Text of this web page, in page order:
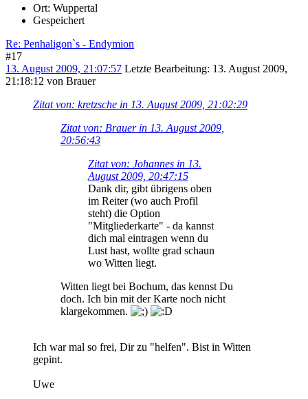
Ort: Wuppertal
Gespeichert
Re: Penhaligon`s - Endymion
#17
13. August 2009, 21:07:57 Letzte Bearbeitung: 13. August 2009,
21:18:12 von Brauer
Zitat von: kretzsche in 13. August 2009, 21:02:29
Zitat von: Brauer in 13. August 2009,
20:56:43
Zitat von: Johannes in 13.
August 2009, 20:47:15
Dank dir, gibt übrigens oben
im Reiter (wo auch Profil
steht) die Option
"Mitgliederkarte" - da kannst
dich mal eintragen wenn du
Lust hast, wollte grad schaun
wo Witten liegt.
Witten liegt bei Bochum, das kennst Du
doch. Ich bin mit der Karte noch nicht
klargekommen.
Ich war mal so frei, Dir zu "helfen". Bist in Witten
gepint.
Uwe